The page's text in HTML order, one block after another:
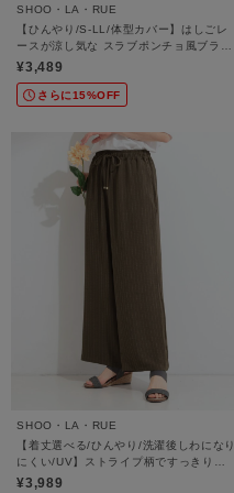
SHOO・LA・RUE
【ひんやり/S-LL/体型カバー】はしごレ
ースが涼し気な スラブポンチョ風ブラウ
ス
¥3,489
さらに15%OFF
SHOO・LA・RUE
【着丈選べる/ひんやり/洗濯後しわになり
にくい/UV】ストライプ柄ですっきり見
え イージーワイドパンツ
¥3,989